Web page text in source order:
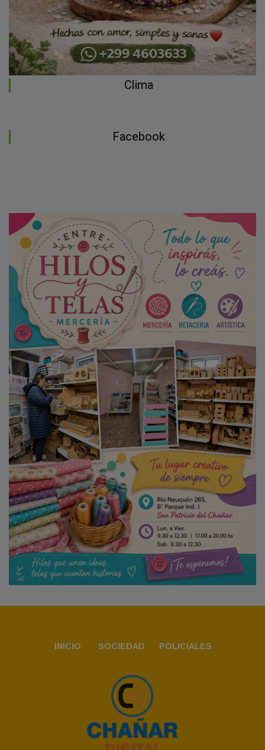
Clima
Facebook
INICIO SOCIEDAD POLICIALES